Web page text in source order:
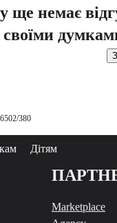
ще немає
своїми
380
Дітям
Marketplace